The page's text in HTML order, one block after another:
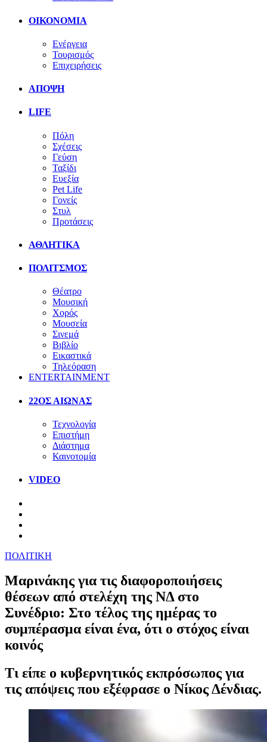
ΟΙΚΟΝΟΜΙΑ
Ενέργεια
Τουρισμός
Επιχειρήσεις
ΑΠΟΨΗ
LIFE
Πόλη
Σχέσεις
Γεύση
Ταξίδι
Ευεξία
Pet Life
Γονείς
Στυλ
Προτάσεις
ΑΘΛΗΤΙΚΑ
ΠΟΛΙΤΣΜΟΣ
Θέατρο
Μουσική
Χορός
Μουσεία
Σινεμά
Βιβλίο
Εικαστικά
Τηλεόραση
ENTERTAINMENT
22ΟΣ ΑΙΩΝΑΣ
Τεχνολογία
Επιστήμη
Διάστημα
Καινοτομία
VIDEO
ΠΟΛΙΤΙΚΗ
Μαρινάκης για τις διαφοροποιήσεις
θέσεων από στελέχη της ΝΔ στο
Συνέδριο: Στο τέλος της ημέρας το
συμπέρασμα είναι ένα, ότι ο στόχος είναι
κοινός
Τι είπε ο κυβερνητικός εκπρόσωπος για
τις απόψεις που εξέφρασε ο Νίκος Δένδιας.